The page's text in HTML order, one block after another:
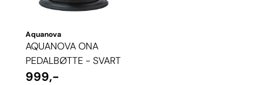
Aquanova
AQUANOVA ONA
PEDALBØTTE - SVART
999,-